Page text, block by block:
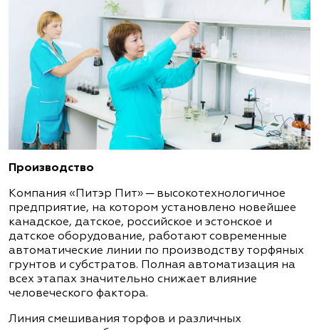
Производство
Компания «Питэр Пит» ─ высокотехнологичное
предприятие, на котором установлено новейшее
канадское, датское, российское и эстонское и
датское оборудование, работают современные
автоматические линии по производству торфяных
грунтов и субстратов. Полная автоматизация на
всех этапах значительно снижает влияние
человеческого фактора.
Линия смешивания торфов и различных